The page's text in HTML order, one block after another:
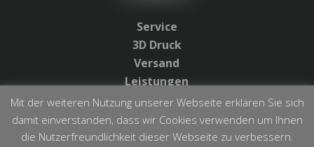
Service
3D Druck
Versand
Leistungen
Galerie
Mit der weiteren Nutzung unserer Webseite erklären Sie sich
damit einverstanden, dass wir Cookies verwenden um Ihnen
die Nutzerfreundlichkeit dieser Webseite zu verbessern.